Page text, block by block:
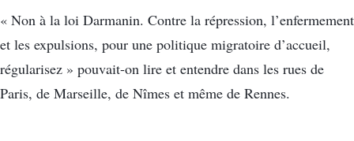
« Non à la loi Darmanin. Contre la répression, l’enfermement
et les expulsions, pour une politique migratoire d’accueil,
régularisez » pouvait-on lire et entendre dans les rues de
Paris, de Marseille, de Nîmes et même de Rennes.